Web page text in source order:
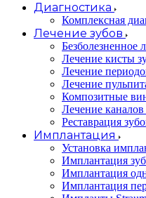
Диагностика
Комплексная
Лечение зубов
Безболезненное
Лечение кисты
Лечение
Лечение
Композитные
Лечение каналов
Реставрация
Имплантация
Установка
Имплантация
Имплантация
Имплантация